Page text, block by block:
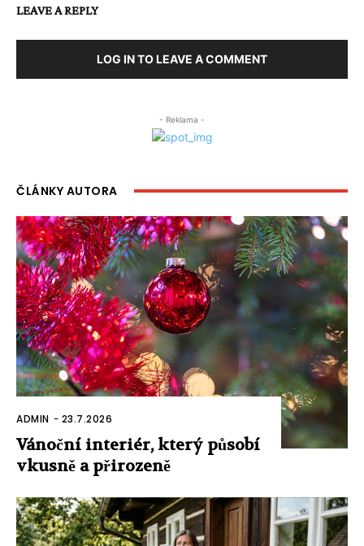
LEAVE A REPLY
LOG IN TO LEAVE A COMMENT
- Reklama -
ČLÁNKY AUTORA
ADMIN - 23.7.2026
Vánoční interiér, který působí
vkusně a přirozeně